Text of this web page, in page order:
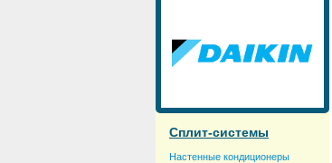
Сплит-системы
Настенные кондиционеры